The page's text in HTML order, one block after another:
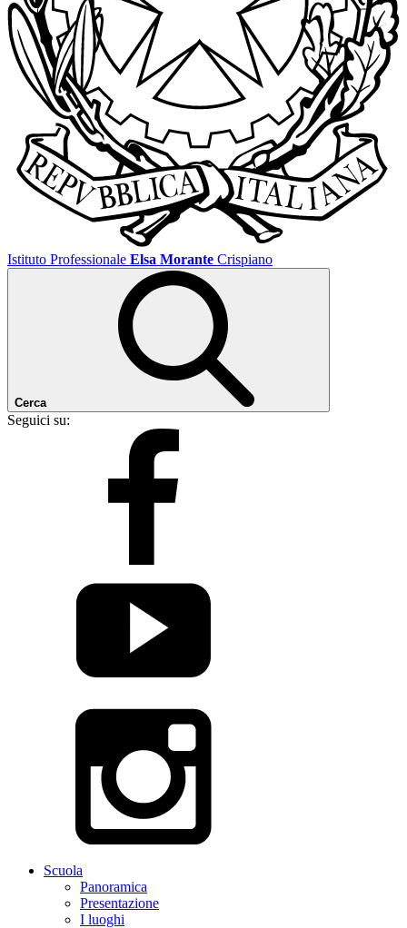
Istituto Professionale Elsa Morante Crispiano
Cerca
Seguici su:
Scuola
Panoramica
Presentazione
I luoghi